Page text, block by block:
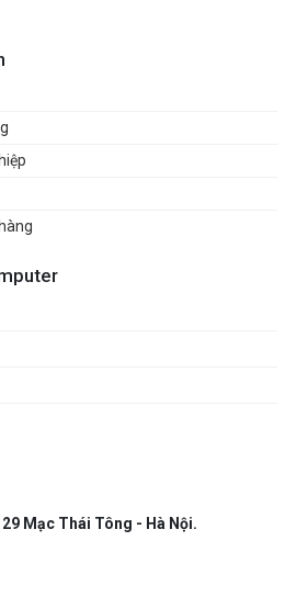
Mạc Thái Tông - Hà Nội.